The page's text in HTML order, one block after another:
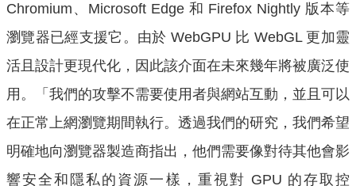
Chromium、Microsoft Edge 和 Firefox Nightly 版本等
瀏覽器已經支援它。由於 WebGPU 比 WebGL 更加靈
活且設計更現代化，因此該介面在未來幾年將被廣泛使
用。「我們的攻擊不需要使用者與網站互動，並且可以
在正常上網瀏覽期間執行。透過我們的研究，我們希望
明確地向瀏覽器製造商指出，他們需要像對待其他會影
響安全和隱私的資源一樣，重視對 GPU 的存取控